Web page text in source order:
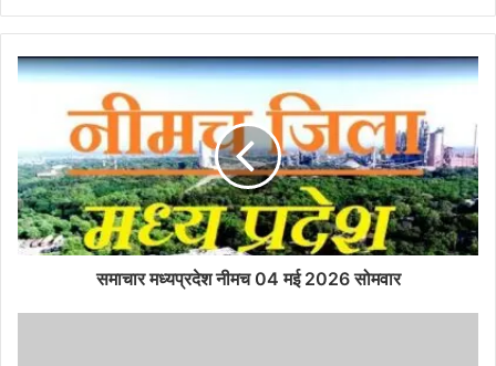
समाचार मध्यप्रदेश नीमच 04 मई 2026 सोमवार